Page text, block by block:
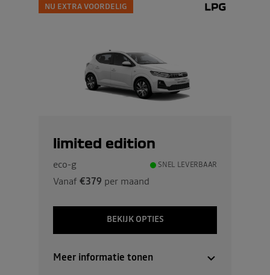
NU EXTRA VOORDELIG
limited edition
eco-g SNEL LEVERBAAR
Vanaf €379 per maand
BEKIJK OPTIES
Meer informatie tonen